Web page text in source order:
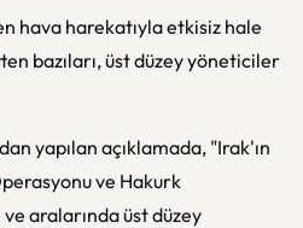
hava harekatıyla etkisiz hale
bazıları, üst düzey yöneticiler
yapılan açıklamada, "Irak'ın
ve Hakurk
aralarında üst düzey